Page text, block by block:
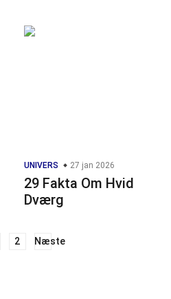
UNIVERS 27 jan 2026
29 Fakta Om Hvid
Dværg
2 Næste